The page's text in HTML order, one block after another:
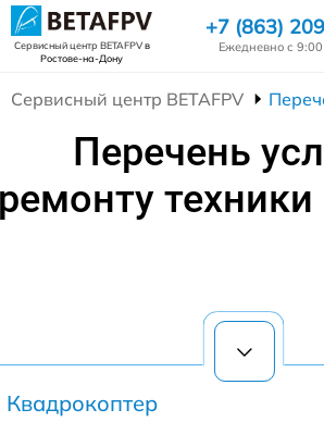
Сервисный центр BETAFPVв
Ростове-на-Дону
+7 (863)
Ежедневно с
Сервисный центр BETAFPV
Перечень
техники
Квадрокоптер